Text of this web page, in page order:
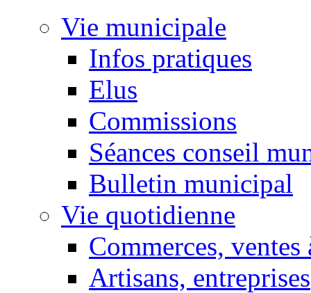
Vie municipale
Infos pratiques
Elus
Commissions
Séances conseil
Bulletin municipal
Vie quotidienne
Commerces, ventes
Artisans, entreprises